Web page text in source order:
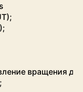
);
);
вращения
;